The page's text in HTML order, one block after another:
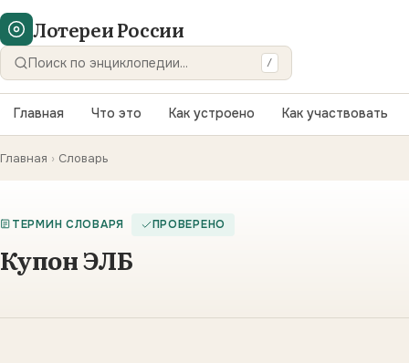
Лотереи России
/
Искать
Главная Что это Как устроено Как участвовать
Главная › Словарь
ТЕРМИН СЛОВАРЯ ПРОВЕРЕНО
Купон ЭЛБ